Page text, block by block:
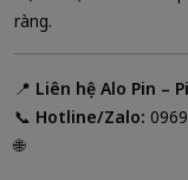
ràng.
📍 Liên hệ Alo Pin –
📞 Hotline/Zalo: